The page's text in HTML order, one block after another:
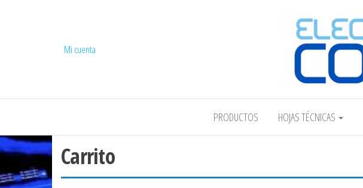
COMPEL
Mi cuenta
PRODUCTOS HOJAS TÉCNICAS
Carrito